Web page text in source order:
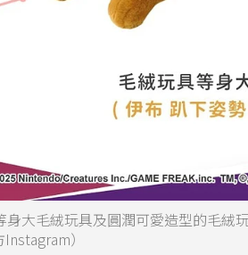
身大毛絨玩具及圓潤可愛造型的毛絨
）